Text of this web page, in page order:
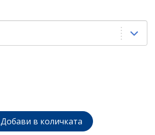
Добави в количката